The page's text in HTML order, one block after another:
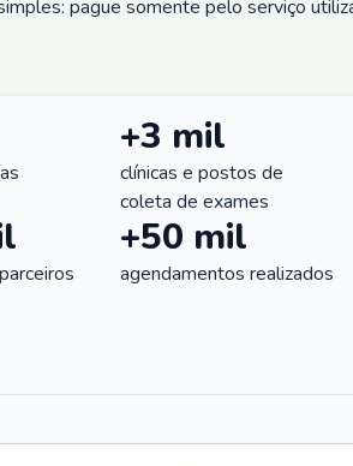
pague somente pelo serviço
+3 mil
clínicas e postos de
coleta de exames
+50 mil
agendamentos realizados